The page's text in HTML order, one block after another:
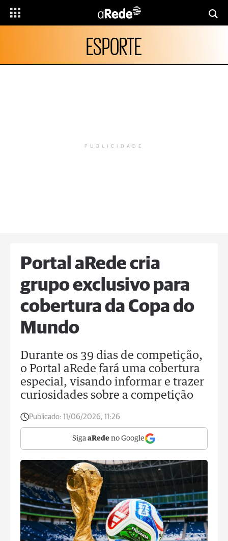
ESPORTE
PUBLICIDADE
Portal aRede cria
grupo exclusivo para
cobertura da Copa do
Mundo
Durante os 39 dias de competição,
o Portal aRede fará uma cobertura
especial, visando informar e trazer
curiosidades sobre a competição
Publicado: 11/06/2026, 11:26
Siga aRede no Google